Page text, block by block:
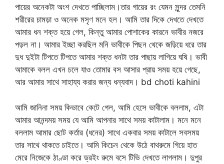
পায়ের অনেকটা অংশ দেখতে পাচ্ছিলাম।তার গায়ের রং যেমন সুন্দর তেমনি
শরীরের চামড়া ও অনেক মসৃণ মনে হল। আমি তার দিকে দেখতে দেখতে
আমার ধন শক্ত হয়ে গেল, কিন্তু আমার পোশাকের কারনে ভাবীর নজরে
পড়ল না। আমার ইচ্ছা করছিল মনি ভাবীকে পিছন থেকে জড়িয়ে ধরে তার
দুধ দুইটা টিপতে টিপতে আমার শক্ত ধনটা তার পাছায় লাগিয়ে ঘষি। ভাবী
আমাকে বলল এখন চলে যাও তোমার বস আসার প্রায় সময় হয়ে গেছে,
আর আমার সাথে সাহায্য করার জন্য ধন্যবাদ। bd choti kahini
আমি জানিনা সময় কিভাবে কেটে গেল, আমি হেসে ভাবীকে বললাম, এটা
আমার আনন্দময় সময় যে আমি আপনার সাথে সময় কাটালাম। মনে মনে
বললাম আমার ছোট কর্তার (ধনের) সাথে একবার সময় কাটালে সবসময়
তার সাথে থাকতে চাইতে। আমি কিচেন থেকে উঠে বাথরুমে গিয়ে হাত
মেরে নিজেকে ঠাণ্ডা করে ড্রইং রুমে বসে টিভি দেখতে লাগলাম। দুপুর